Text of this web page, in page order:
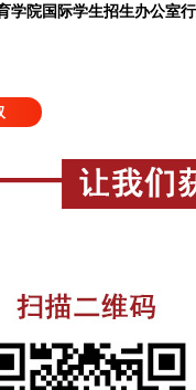
学院国际学生招生办公室